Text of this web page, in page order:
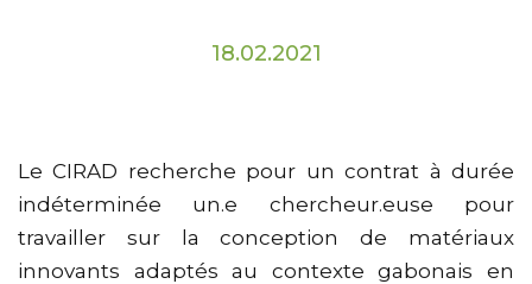
18.02.2021
Le CIRAD recherche pour un contrat à durée
indéterminée un.e chercheur.euse pour
travailler sur la conception de matériaux
innovants adaptés au contexte gabonais en